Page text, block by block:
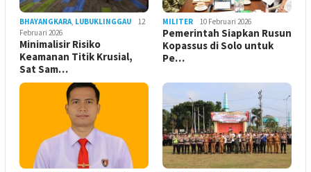
BHAYANGKARA, LUBUKLINGGAU
12
Februari 2026
Minimalisir Risiko
Keamanan Titik Krusial,
Sat Sam…
MILITER 10 Februari 2026
Pemerintah Siapkan Rusun
Kopassus di Solo untuk
Pe…